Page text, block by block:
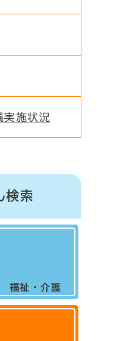
実施状況
検索
福祉・介護